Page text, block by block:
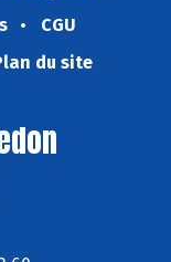
CGU
du site